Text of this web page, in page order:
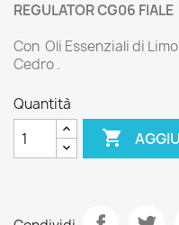
REGULATOR CG06 FIALE
Con Oli Essenziali di
Cedro .
Quantità
